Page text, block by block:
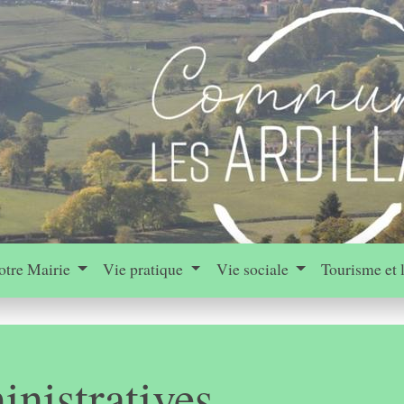
Mairie Vie pratique Vie sociale Tourisme et